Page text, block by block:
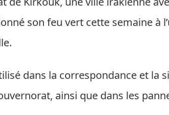
son feu vert cette semaine à
dans la correspondance et la
ainsi que dans les